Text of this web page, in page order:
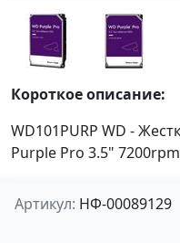
Короткое описание:
WD101PURP WD -
Purple Pro 3.5"
Артикул: НФ-00089129